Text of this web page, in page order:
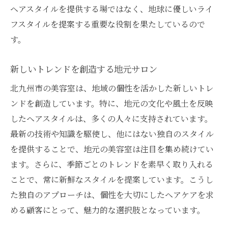
ヘアスタイルを提供する場ではなく、地球に優しいライ
フスタイルを提案する重要な役割を果たしているので
す。
新しいトレンドを創造する地元サロン
北九州市の美容室は、地域の個性を活かした新しいトレ
ンドを創造しています。特に、地元の文化や風土を反映
したヘアスタイルは、多くの人々に支持されています。
最新の技術や知識を駆使し、他にはない独自のスタイル
を提供することで、地元の美容室は注目を集め続けてい
ます。さらに、季節ごとのトレンドを素早く取り入れる
ことで、常に新鮮なスタイルを提案しています。こうし
た独自のアプローチは、個性を大切にしたヘアケアを求
める顧客にとって、魅力的な選択肢となっています。